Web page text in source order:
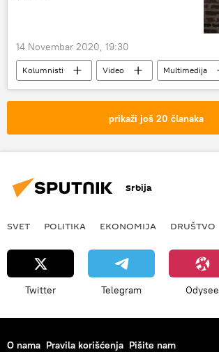
14 Novembar 2020, 19:30
Kolumnisti Video
Multimedija
Emisija „Prorok“
prikaži još 20 članaka
Srbija
SVET POLITIKA EKONOMIJA DRUŠTVO
Twitter Telegram Odysee
O nama Pravila korišćenja Pišite nam